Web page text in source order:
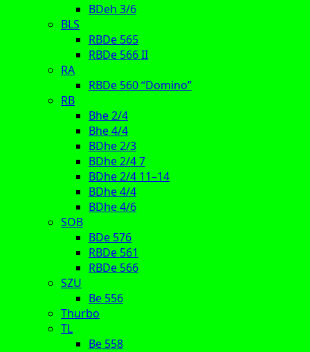
BDeh 3/6
BLS
RBDe 565
RBDe 566 II
RA
RBDe 560 “Domino”
RB
Bhe 2/4
Bhe 4/4
BDhe 2/3
BDhe 2/4 7
BDhe 2/4 11–14
BDhe 4/4
BDhe 4/6
SOB
BDe 576
RBDe 561
RBDe 566
SZU
Be 556
Thurbo
TL
Be 558